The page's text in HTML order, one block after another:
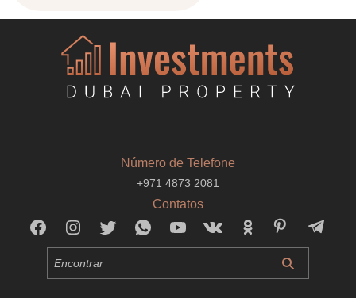
Número de Telefone
+971 4873 2081
Contatos